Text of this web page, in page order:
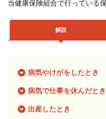
健保
の給
当健康保険組合で行っている
解説
病気やけがをしたとき
病気で仕事を休んだとき
出産したとき